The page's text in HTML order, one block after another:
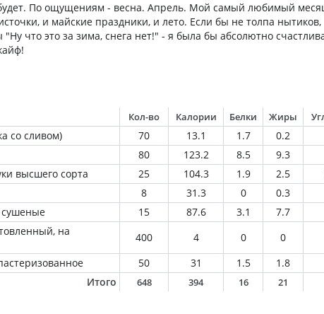
По ощущениям - весна. Апрель. Мой самый любимый
и майские праздники, и лето. Если бы не толпа нытиков,
что это за зима, снега нет!" - я была бы абсолютно
Кол-во Калории Белки Жиры
со сливом) 70 13.1 1.7 0.2
80 123.2 8.5 9.3
высшего сорта
25 104.3 1.9 2.5
8 31.3 0 0.3
сушеные
15 87.6 3.1 7.7
на
400 4 0 0
50 31 1.5 1.8
Итого
648 394 16 21